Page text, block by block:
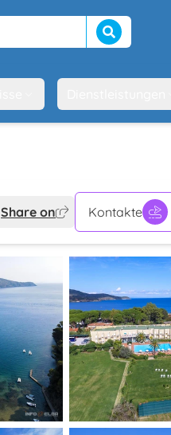
Suche beginnen
Share on Kontakte